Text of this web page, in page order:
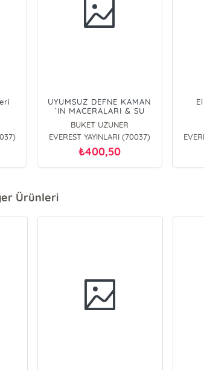
UYUMSUZ DEFNE KAMAN
´IN MACERALARI & SU
BUKET UZUNER
EVEREST YAYINLARI (70037)
₺400,50
Ürünleri